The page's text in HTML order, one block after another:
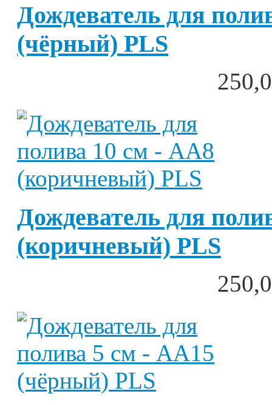
Дождеватель для
(чёрный) PLS
Дождеватель для
(коричневый) PLS